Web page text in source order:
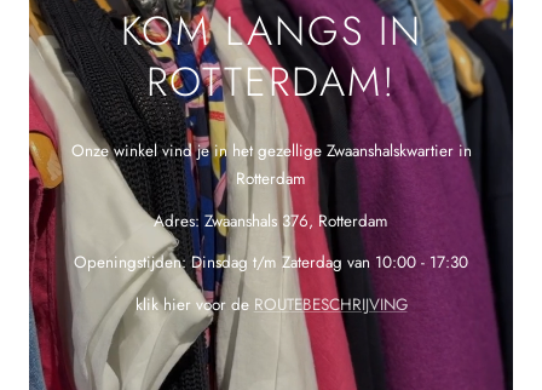
KOM LANGS IN
ROTTERDAM!
Onze winkel vind je in het gezellige Zwaanshalskwartier in
Rotterdam
Adres: Zwaanshals 376, Rotterdam
Openingstijden: Dinsdag t/m Zaterdag van 10:00 - 17:30
klik hier voor de ROUTEBESCHRIJVING